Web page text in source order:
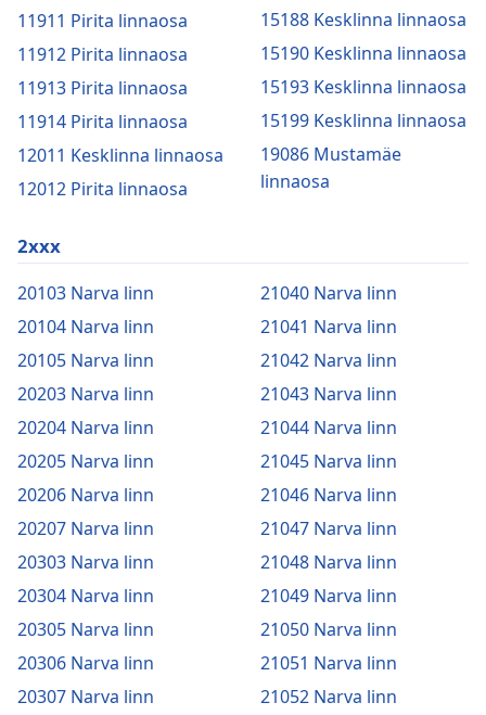
11911 Pirita linnaosa
11912 Pirita linnaosa
11913 Pirita linnaosa
11914 Pirita linnaosa
12011 Kesklinna linnaosa
12012 Pirita linnaosa
15188 Kesklinna linnaosa
15190 Kesklinna linnaosa
15193 Kesklinna linnaosa
15199 Kesklinna linnaosa
19086 Mustamäe
linnaosa
2xxx
20103 Narva linn
20104 Narva linn
20105 Narva linn
20203 Narva linn
20204 Narva linn
20205 Narva linn
20206 Narva linn
20207 Narva linn
20303 Narva linn
20304 Narva linn
20305 Narva linn
20306 Narva linn
20307 Narva linn
21040 Narva linn
21041 Narva linn
21042 Narva linn
21043 Narva linn
21044 Narva linn
21045 Narva linn
21046 Narva linn
21047 Narva linn
21048 Narva linn
21049 Narva linn
21050 Narva linn
21051 Narva linn
21052 Narva linn